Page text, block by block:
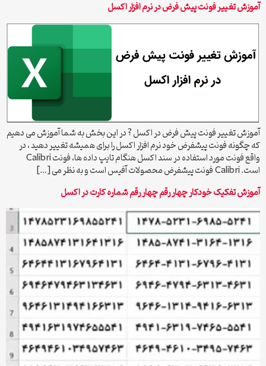
آموزش تغییر فونت پیش فرض در نرم افزار اکسل
آموزش تغییر فونت پیش فرض در اکسل ? در این بخش به شما آموزش می دهیم
که چگونه فونت پیشفرض خود نرم افزار اکسل را برای همیشه تغییر دهید ، در
واقع فونت مورد استفاده در سند اکسل هنگام تایپ داده ها، فونت Calibri
است. Calibri فونت پیشفرض محصولات آفیس است و به نظر می […]
آموزش تفکیک خودکار چهار رقم چهار رقم شماره کارت در اکسل